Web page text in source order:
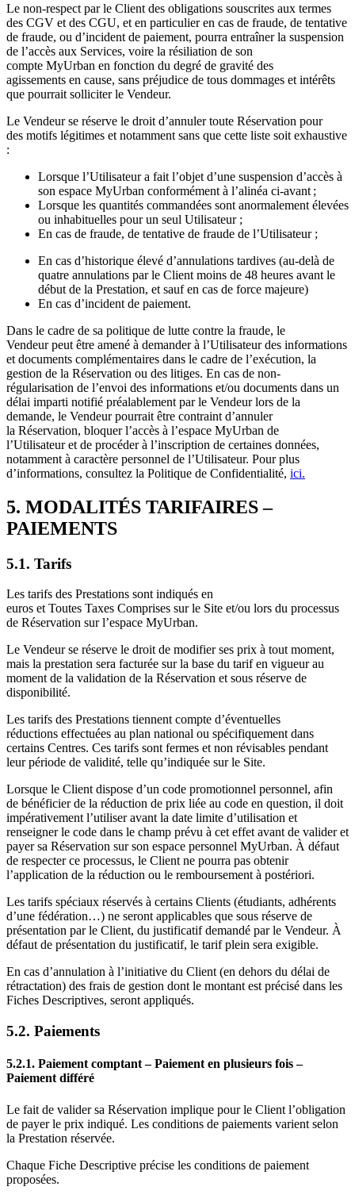
Le non-respect par le Client des obligations souscrites aux termes
des CGV et des CGU, et en particulier en cas de fraude, de tentative
de fraude, ou d’incident de paiement, pourra entraîner la suspension
de l’accès aux Services, voire la résiliation de son
compte MyUrban en fonction du degré de gravité des
agissements en cause, sans préjudice de tous dommages et intérêts
que pourrait solliciter le Vendeur.
Le Vendeur se réserve le droit d’annuler toute Réservation pour
des motifs légitimes et notamment sans que cette liste soit exhaustive
:
Lorsque l’Utilisateur a fait l’objet d’une suspension d’accès à
son espace MyUrban conformément à l’alinéa ci-avant ;
Lorsque les quantités commandées sont anormalement élevées
ou inhabituelles pour un seul Utilisateur ;
En cas de fraude, de tentative de fraude de l’Utilisateur ;
En cas d’historique élevé d’annulations tardives (au-delà de
quatre annulations par le Client moins de 48 heures avant le
début de la Prestation, et sauf en cas de force majeure)
En cas d’incident de paiement.
Dans le cadre de sa politique de lutte contre la fraude, le
Vendeur peut être amené à demander à l’Utilisateur des informations
et documents complémentaires dans le cadre de l’exécution, la
gestion de la Réservation ou des litiges. En cas de non-
régularisation de l’envoi des informations et/ou documents dans un
délai imparti notifié préalablement par le Vendeur lors de la
demande, le Vendeur pourrait être contraint d’annuler
la Réservation, bloquer l’accès à l’espace MyUrban de
l’Utilisateur et de procéder à l’inscription de certaines données,
notamment à caractère personnel de l’Utilisateur. Pour plus
d’informations, consultez la Politique de Confidentialité, ici.
5. MODALITÉS TARIFAIRES –
PAIEMENTS
5.1. Tarifs
Les tarifs des Prestations sont indiqués en
euros et Toutes Taxes Comprises sur le Site et/ou lors du processus
de Réservation sur l’espace MyUrban.
Le Vendeur se réserve le droit de modifier ses prix à tout moment,
mais la prestation sera facturée sur la base du tarif en vigueur au
moment de la validation de la Réservation et sous réserve de
disponibilité.
Les tarifs des Prestations tiennent compte d’éventuelles
réductions effectuées au plan national ou spécifiquement dans
certains Centres. Ces tarifs sont fermes et non révisables pendant
leur période de validité, telle qu’indiquée sur le Site.
Lorsque le Client dispose d’un code promotionnel personnel, afin
de bénéficier de la réduction de prix liée au code en question, il doit
impérativement l’utiliser avant la date limite d’utilisation et
renseigner le code dans le champ prévu à cet effet avant de valider et
payer sa Réservation sur son espace personnel MyUrban. À défaut
de respecter ce processus, le Client ne pourra pas obtenir
l’application de la réduction ou le remboursement à postériori.
Les tarifs spéciaux réservés à certains Clients (étudiants, adhérents
d’une fédération…) ne seront applicables que sous réserve de
présentation par le Client, du justificatif demandé par le Vendeur. À
défaut de présentation du justificatif, le tarif plein sera exigible.
En cas d’annulation à l’initiative du Client (en dehors du délai de
rétractation) des frais de gestion dont le montant est précisé dans les
Fiches Descriptives, seront appliqués.
5.2. Paiements
5.2.1. Paiement comptant – Paiement en plusieurs fois –
Paiement différé
Le fait de valider sa Réservation implique pour le Client l’obligation
de payer le prix indiqué. Les conditions de paiements varient selon
la Prestation réservée.
Chaque Fiche Descriptive précise les conditions de paiement
proposées.